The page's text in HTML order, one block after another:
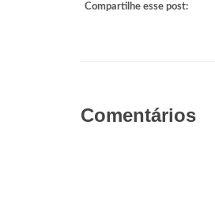
Compartilhe esse post:
Comentários